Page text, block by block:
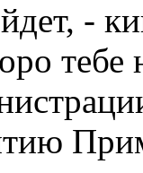
-
тебе